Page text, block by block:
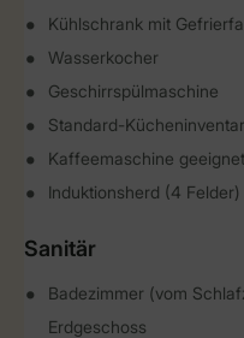
Kühlschrank mit
Wasserkocher
Geschirrspülmaschine
Standard-Kücheninventar
Kaffeemaschine
Induktionsherd (4 Felder)
Sanitär
Badezimmer (vom
Erdgeschoss